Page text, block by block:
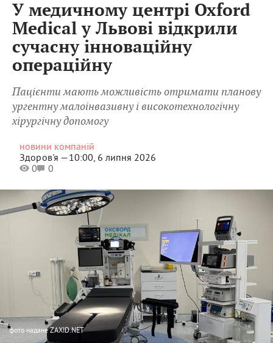
У медичному центрі Oxford
Medical у Львові відкрили
сучасну інноваційну
операційну
Пацієнти мають можливість отримати планову
ургентну малоінвазивну і високотехнологічну
хірургічну допомогу
новини компаній
Здоров'я —10:00, 6 липня 2026
0
0
фото надане ZAXID.NET